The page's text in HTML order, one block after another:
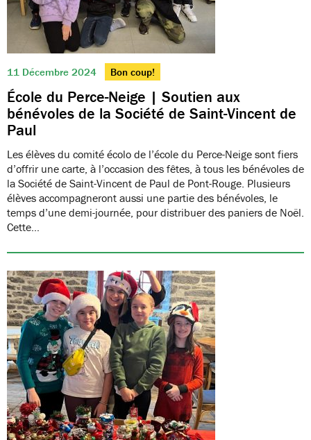
11 Décembre 2024 Bon coup!
École du Perce-Neige | Soutien aux
bénévoles de la Société de Saint-Vincent de
Paul
Les élèves du comité écolo de l’école du Perce-Neige sont fiers
d’offrir une carte, à l’occasion des fêtes, à tous les bénévoles de
la Société de Saint-Vincent de Paul de Pont-Rouge. Plusieurs
élèves accompagneront aussi une partie des bénévoles, le
temps d’une demi-journée, pour distribuer des paniers de Noël.
Cette…